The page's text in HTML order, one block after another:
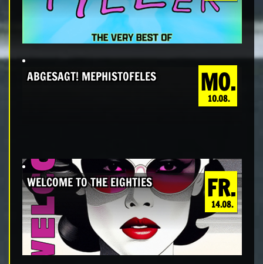
MO.
10.08.
ABGESAGT! MEPHISTOFELES
FR.
14.08.
WELCOME TO THE EIGHTIES